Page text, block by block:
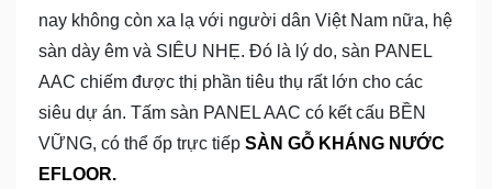
nay không còn xa lạ với người dân Việt Nam nữa, hệ
sàn dày êm và SIÊU NHẸ. Đó là lý do, sàn PANEL
AAC chiếm được thị phần tiêu thụ rất lớn cho các
siêu dự án. Tấm sàn PANEL AAC có kết cấu BỀN
VỮNG, có thể ốp trực tiếp SÀN GỖ KHÁNG NƯỚC
EFLOOR.